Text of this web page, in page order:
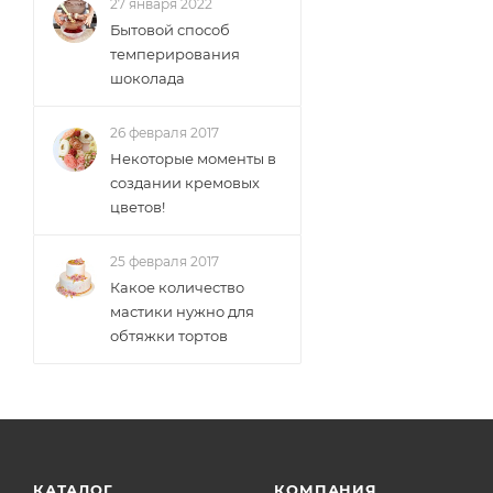
27 января 2022
Бытовой способ
темперирования
шоколада
26 февраля 2017
Некоторые моменты в
создании кремовых
цветов!
25 февраля 2017
Какое количество
мастики нужно для
обтяжки тортов